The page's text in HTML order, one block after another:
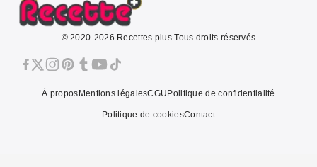
© 2020-2026 Recettes.plus Tous droits réservés
À proposMentions légalesCGUPolitique de confidentialité
Politique de cookiesContact